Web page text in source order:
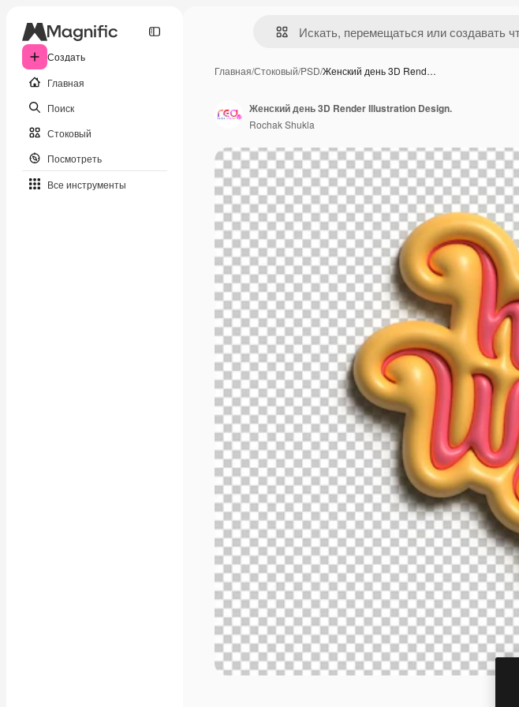
Создать
Главная
Поиск
Стоковый
Посмотреть
Все инструменты
Главная/Стоковый/PSD/Женский день 3D Rend…
Женский день 3D Render Illustration Design.
Rochak Shukla